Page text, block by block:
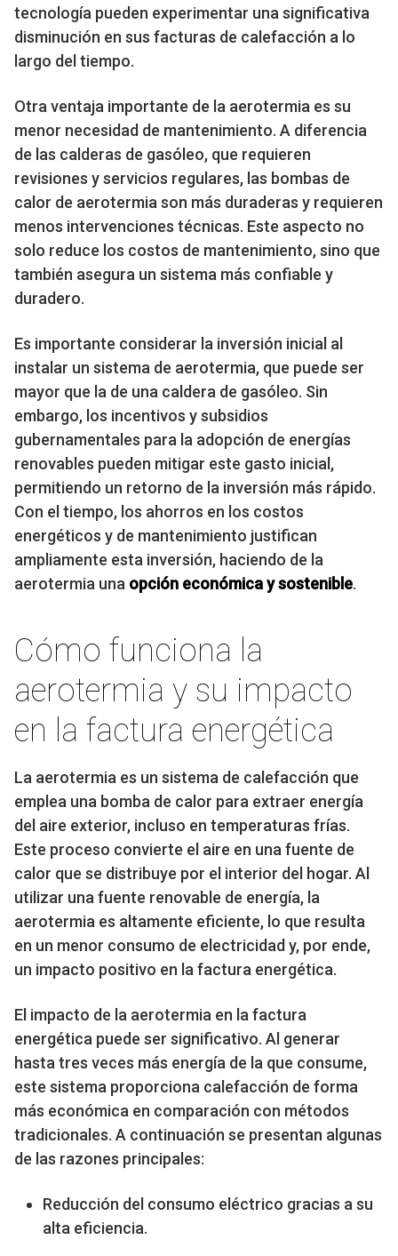
tecnología pueden experimentar una significativa
disminución en sus facturas de calefacción a lo
largo del tiempo.
Otra ventaja importante de la aerotermia es su
menor necesidad de mantenimiento. A diferencia
de las calderas de gasóleo, que requieren
revisiones y servicios regulares, las bombas de
calor de aerotermia son más duraderas y requieren
menos intervenciones técnicas. Este aspecto no
solo reduce los costos de mantenimiento, sino que
también asegura un sistema más confiable y
duradero.
Es importante considerar la inversión inicial al
instalar un sistema de aerotermia, que puede ser
mayor que la de una caldera de gasóleo. Sin
embargo, los incentivos y subsidios
gubernamentales para la adopción de energías
renovables pueden mitigar este gasto inicial,
permitiendo un retorno de la inversión más rápido.
Con el tiempo, los ahorros en los costos
energéticos y de mantenimiento justifican
ampliamente esta inversión, haciendo de la
aerotermia una opción económica y sostenible.
Cómo funciona la
aerotermia y su impacto
en la factura energética
La aerotermia es un sistema de calefacción que
emplea una bomba de calor para extraer energía
del aire exterior, incluso en temperaturas frías.
Este proceso convierte el aire en una fuente de
calor que se distribuye por el interior del hogar. Al
utilizar una fuente renovable de energía, la
aerotermia es altamente eficiente, lo que resulta
en un menor consumo de electricidad y, por ende,
un impacto positivo en la factura energética.
El impacto de la aerotermia en la factura
energética puede ser significativo. Al generar
hasta tres veces más energía de la que consume,
este sistema proporciona calefacción de forma
más económica en comparación con métodos
tradicionales. A continuación se presentan algunas
de las razones principales:
Reducción del consumo eléctrico gracias a su
alta eficiencia.